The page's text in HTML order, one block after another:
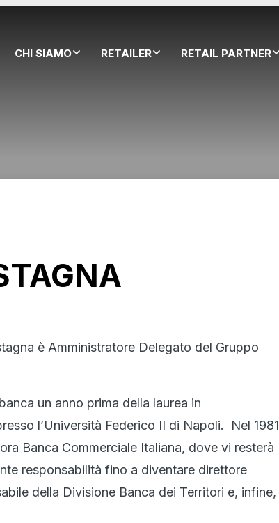
CHI SIAMO RETAILER RETAIL PARTNER
è Amministratore Delegato del Gruppo
un anno prima della laurea in
l’Università Federico II di Napoli. Nel 1981
Banca Commerciale Italiana, dove vi resterà
responsabilità fino a diventare direttore
della Divisione Banca dei Territori e, infine,